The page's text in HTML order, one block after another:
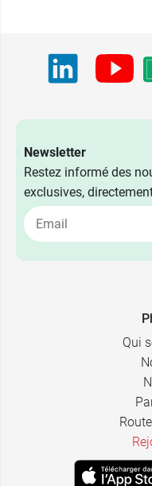
Newsletter
Restez informé des
exclusives,
Qui